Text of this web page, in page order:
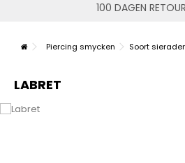
100 DAGEN
Piercing smycken Soort
LABRET